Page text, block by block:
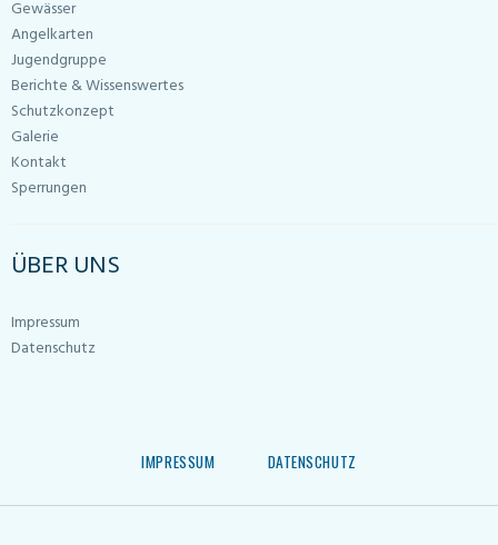
Gewässer
Angelkarten
Jugendgruppe
Berichte & Wissenswertes
Schutzkonzept
Galerie
Kontakt
Sperrungen
ÜBER UNS
Impressum
Datenschutz
IMPRESSUM DATENSCHUTZ